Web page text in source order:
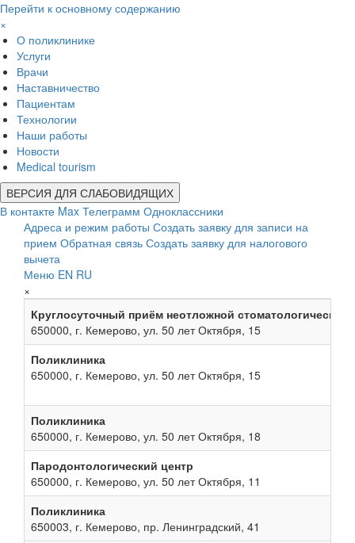
Перейти к основному содержанию
×
О поликлинике
Услуги
Врачи
Наставничество
Пациентам
Технологии
Наши работы
Новости
Medical tourism
ВЕРСИЯ ДЛЯ СЛАБОВИДЯЩИХ
В контакте Max Телеграмм Одноклассники
Адреса и режим работы Создать заявку для записи на
прием Обратная связь Создать заявку для налогового
вычета
Меню EN RU
×
Круглосуточный приём неотложной
650000, г. Кемерово, ул. 50 лет Октября, 15
Поликлиника
650000, г. Кемерово, ул. 50 лет Октября, 15
Поликлиника
650000, г. Кемерово, ул. 50 лет Октября, 18
Пародонтологический центр
650000, г. Кемерово, ул. 50 лет Октября, 11
Поликлиника
650003, г. Кемерово, пр. Ленинградский, 41